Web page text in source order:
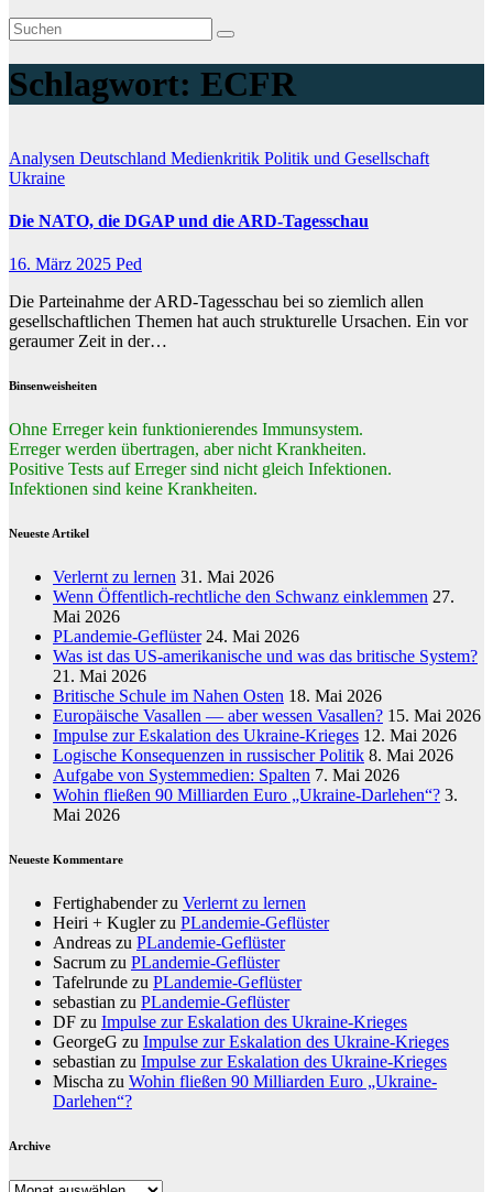
Schlagwort: ECFR
Analysen Deutschland Medienkritik Politik und Gesellschaft
Ukraine
Die NATO, die DGAP und die ARD-Tagesschau
16. März 2025 Ped
Die Parteinahme der ARD-Tagesschau bei so ziemlich allen
gesellschaftlichen Themen hat auch strukturelle Ursachen. Ein vor
geraumer Zeit in der…
Binsenweisheiten
Ohne Erreger kein funktionierendes Immunsystem.
Erreger werden übertragen, aber nicht Krankheiten.
Positive Tests auf Erreger sind nicht gleich Infektionen.
Infektionen sind keine Krankheiten.
Neueste Artikel
Verlernt zu lernen 31. Mai 2026
Wenn Öffentlich-rechtliche den Schwanz einklemmen 27.
Mai 2026
PLandemie-Geflüster 24. Mai 2026
Was ist das US-amerikanische und was das britische System?
21. Mai 2026
Britische Schule im Nahen Osten 18. Mai 2026
Europäische Vasallen — aber wessen Vasallen? 15. Mai 2026
Impulse zur Eskalation des Ukraine-Krieges 12. Mai 2026
Logische Konsequenzen in russischer Politik 8. Mai 2026
Aufgabe von Systemmedien: Spalten 7. Mai 2026
Wohin fließen 90 Milliarden Euro „Ukraine-Darlehen“? 3.
Mai 2026
Neueste Kommentare
Fertighabenderzu Verlernt zu lernen
Heiri + Kuglerzu PLandemie-Geflüster
Andreas zu PLandemie-Geflüster
Sacrum zu PLandemie-Geflüster
Tafelrunde zu PLandemie-Geflüster
sebastian zu PLandemie-Geflüster
DF zu Impulse zur Eskalation des Ukraine-Krieges
GeorgeG zu Impulse zur Eskalation des Ukraine-Krieges
sebastian zu Impulse zur Eskalation des Ukraine-Krieges
Mischa zu Wohin fließen 90 Milliarden Euro „Ukraine-
Darlehen“?
Archive